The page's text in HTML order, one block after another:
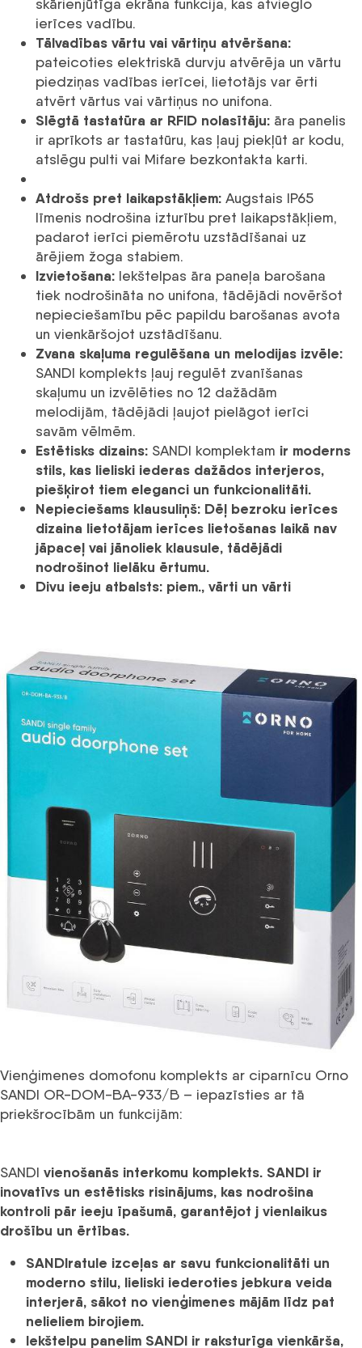
skārienjūtīga ekrāna funkcija, kas atvieglo
ierīces vadību.
Tālvadības vārtu vai vārtiņu atvēršana:
pateicoties elektriskā durvju atvērēja un vārtu
piedziņas vadības ierīcei, lietotājs var ērti
atvērt vārtus vai vārtiņus no unifona.
Slēgtā tastatūra ar RFID nolasītāju: āra panelis
ir aprīkots ar tastatūru, kas ļauj piekļūt ar kodu,
atslēgu pulti vai Mifare bezkontakta karti.
Atdrošs pret laikapstākļiem: Augstais IP65
līmenis nodrošina izturību pret laikapstākļiem,
padarot ierīci piemērotu uzstādīšanai uz
ārējiem žoga stabiem.
Izvietošana: Iekštelpas āra paneļa barošana
tiek nodrošināta no unifona, tādējādi novēršot
nepieciešamību pēc papildu barošanas avota
un vienkāršojot uzstādīšanu.
Zvana skaļuma regulēšana un melodijas izvēle:
SANDI komplekts ļauj regulēt zvanīšanas
skaļumu un izvēlēties no 12 dažādām
melodijām, tādējādi ļaujot pielāgot ierīci
savām vēlmēm.
Estētisks dizains: SANDI komplektam ir moderns
stils, kas lieliski iederas dažādos interjeros,
piešķirot tiem eleganci un funkcionalitāti.
Nepieciešams klausuliņš: Dēļ bezroku ierīces
dizaina lietotājam ierīces lietošanas laikā nav
jāpaceļ vai jānoliek klausule, tādējādi
nodrošinot lielāku ērtumu.
Divu ieeju atbalsts: piem., vārti un vārti
Vienģimenes domofonu komplekts ar ciparnīcu Orno
SANDI OR-DOM-BA-933/B – iepazīsties ar tā
priekšrocībām un funkcijām:
SANDI vienošanās interkomu komplekts. SANDI ir
inovatīvs un estētisks risinājums, kas nodrošina
kontroli pār ieeju īpašumā, garantējot j vienlaikus
drošību un ērtības.
SANDIratule izceļas ar savu funkcionalitāti un
moderno stilu, lieliski iederoties jebkura veida
interjerā, sākot no vienģimenes mājām līdz pat
nelieliem birojiem.
Iekštelpu panelim SANDI ir raksturīga vienkārša,